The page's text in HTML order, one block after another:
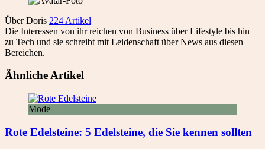
Über Doris 224 Artikel
Die Interessen von ihr reichen von Business über Lifestyle bis hin
zu Tech und sie schreibt mit Leidenschaft über News aus diesen
Bereichen.
Ähnliche Artikel
Mode
Rote Edelsteine: 5 Edelsteine, die Sie kennen sollten